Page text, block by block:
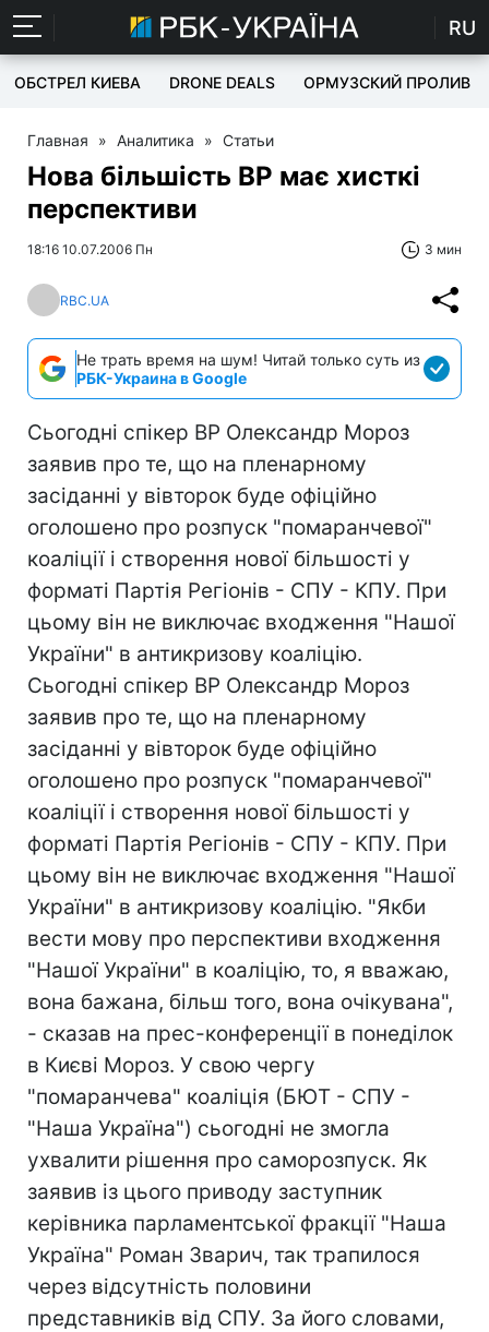
RU
ОБСТРЕЛ КИЕВА DRONE DEALS ОРМУЗСКИЙ ПРОЛИВ
Главная » Аналитика » Статьи
Нова більшість ВР має хисткі
перспективи
18:16 10.07.2006 Пн 3 мин
RBC.UA
Не трать время на шум! Читай только суть из
РБК-Украина в Google
Сьогодні спікер ВР Олександр Мороз
заявив про те, що на пленарному
засіданні у вівторок буде офіційно
оголошено про розпуск "помаранчевої"
коаліції і створення нової більшості у
форматі Партія Регіонів - СПУ - КПУ. При
цьому він не виключає входження "Нашої
України" в антикризову коаліцію.
Сьогодні спікер ВР Олександр Мороз
заявив про те, що на пленарному
засіданні у вівторок буде офіційно
оголошено про розпуск "помаранчевої"
коаліції і створення нової більшості у
форматі Партія Регіонів - СПУ - КПУ. При
цьому він не виключає входження "Нашої
України" в антикризову коаліцію. "Якби
вести мову про перспективи входження
"Нашої України" в коаліцію, то, я вважаю,
вона бажана, більш того, вона очікувана",
- сказав на прес-конференції в понеділок
в Києві Мороз. У свою чергу
"помаранчева" коаліція (БЮТ - СПУ -
"Наша Україна") сьогодні не змогла
ухвалити рішення про саморозпуск. Як
заявив із цього приводу заступник
керівника парламентської фракції "Наша
Україна" Роман Зварич, так трапилося
через відсутність половини
представників від СПУ. За його словами,